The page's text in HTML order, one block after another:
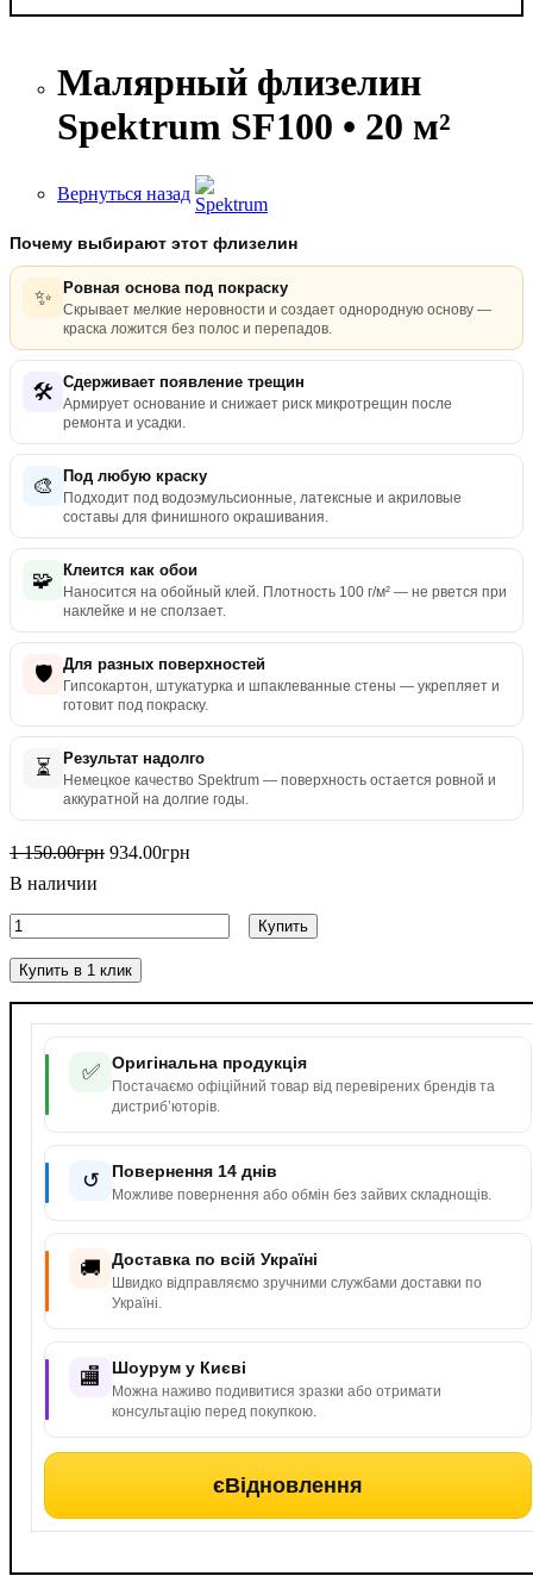
Малярный флизелин
Spektrum SF100 • 20 м²
Вернуться назад
✅ Оригінальна продукція
Постачаємо офіційний товар від перевірених брендів та
дистриб’юторів.
↺ Повернення 14 днів
Можливе повернення або обмін без зайвих складнощів.
🚚 Доставка по всій Україні
Швидко відправляємо зручними службами доставки по
Україні.
🏬 Шоурум у Києві
Можна наживо подивитися зразки або отримати
консультацію перед покупкою.
єВідновлення
Почему выбирают этот флизелин
✨ Ровная основа под покраску
Скрывает мелкие неровности и создает однородную основу —
краска ложится без полос и перепадов.
🛠️ Сдерживает появление трещин
Армирует основание и снижает риск микротрещин после
ремонта и усадки.
🎨 Под любую краску
Подходит под водоэмульсионные, латексные и акриловые
составы для финишного окрашивания.
🧩 Клеится как обои
Наносится на обойный клей. Плотность 100 г/м² — не рвется при
наклейке и не сползает.
🛡️ Для разных поверхностей
Гипсокартон, штукатурка и шпаклеванные стены — укрепляет и
готовит под покраску.
⏳ Результат надолго
Немецкое качество Spektrum — поверхность остается ровной и
аккуратной на долгие годы.
1 150.00грн 934.00грн
В наличии
Купить
Купить в 1 клик